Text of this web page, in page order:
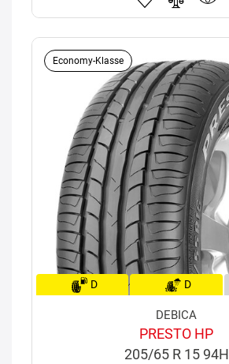
Economy-Klasse
D D
DEBICA
PRESTO HP
205/65 R 15 94H